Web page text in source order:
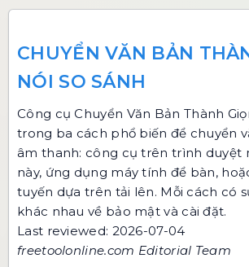
CHUYỂN VĂN BẢN
NÓI SO SÁNH
Công cụChuyển Văn Bản Thành
trong ba cách phổ biến để chuyển
âm thanh: công cụ trên trình duyệt
này, ứng dụng máy tính để bàn,
tuyến dựa trên tải lên. Mỗi cách có
khác nhau về bảo mật và cài đặt.
Last reviewed: 2026-07-04
freetoolonline.com Editorial Team